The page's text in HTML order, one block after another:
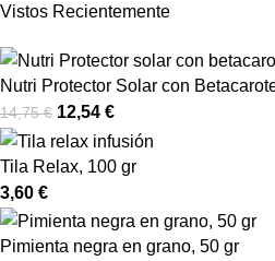
Vistos Recientemente
Nutri Protector Solar con
14,75€ 12,54 €
Tila Relax, 100 gr
3,60 €
Pimienta negra en grano, 50 gr